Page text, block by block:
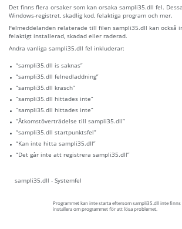
Det finns flera orsaker som kan orsaka sampli35.dll fel.
Windows-registret, skadlig kod, felaktiga program och mer.
Felmeddelanden relaterade till filen sampli35.dll kan också
felaktigt installerad, skadad eller raderad.
Andra vanliga sampli35.dll fel inkluderar:
“sampli35.dll is saknas”
“sampli35.dll felnedladdning”
“sampli35.dll krasch”
“sampli35.dll hittades inte”
“sampli35.dll hittades inte”
“Åtkomstöverträdelse till sampli35.dll”
“sampli35.dll startpunktsfel”
“Kan inte hitta sampli35.dll”
“Det går inte att registrera sampli35.dll”
sampli35.dll - Systemfel
Programmet kan inte starta eftersom sampli35.dll inte
installera om programmet för att lösa problemet.